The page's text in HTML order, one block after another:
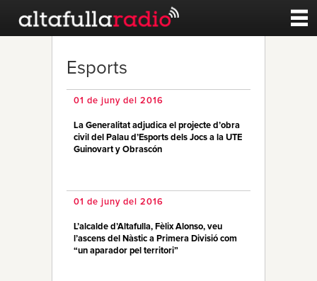
Esports
Esports
01 de juny del 2016
La Generalitat adjudica el projecte d’obra
civil del Palau d’Esports dels Jocs a la UTE
Guinovart y Obrascón
01 de juny del 2016
L’alcalde d’Altafulla, Fèlix Alonso, veu
l’ascens del Nàstic a Primera Divisió com
“un aparador pel territori”